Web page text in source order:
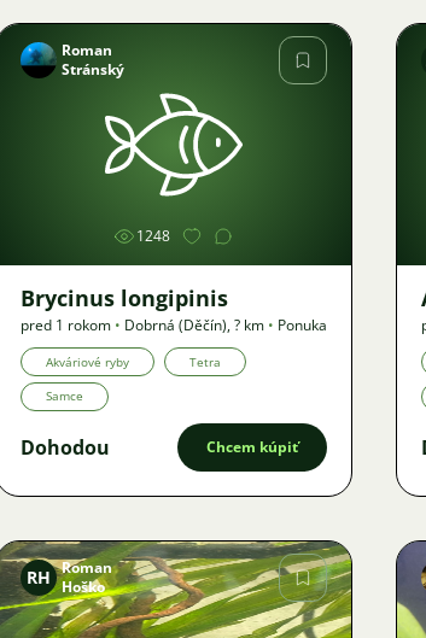
Obrázok
Roman
Stránský
1248
Brycinus longipinis
pred 1 rokom • Dobrná (Děčín),? km • Ponuka
Akváriové ryby Tetra
Samce
Dohodou Chcem kúpiť
RH Roman
Hoško